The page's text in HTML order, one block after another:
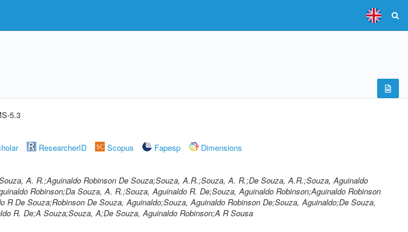
5.3
ResearcherID Scopus Fapesp
Dimensions
A. R.;Aguinaldo Robinson De Souza;Souza, A.R.;Souza, A. R.;De Souza, A.R.;Souza, Aguinaldo
Robinson;Da Souza, A. R.;Souza, Aguinaldo R. De;Souza, Aguinaldo Robinson;Aguinaldo Robinson
R De Souza;Robinson De Souza, Aguinaldo;Souza, Aguinaldo Robinson De;Souza, Aguinaldo;De Souza,
R. De;A Souza;Souza, A;De Souza, Aguinaldo Robinson;A R Sousa